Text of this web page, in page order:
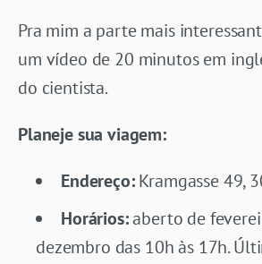
Pra mim a parte mais
um vídeo de 20 minutos em
do cientista.
Planeje sua viagem:
Endereço:Kramgasse 49,
Horários:aberto de
dezembro das 10h às 17h.